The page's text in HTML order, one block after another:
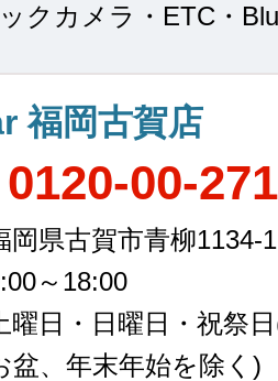
クカメラ・ETC・
福岡古賀店
0120-00-
岡県古賀市青柳1134-1
～18:00
曜日・日曜日・祝祭日
盆、年末年始を除く)